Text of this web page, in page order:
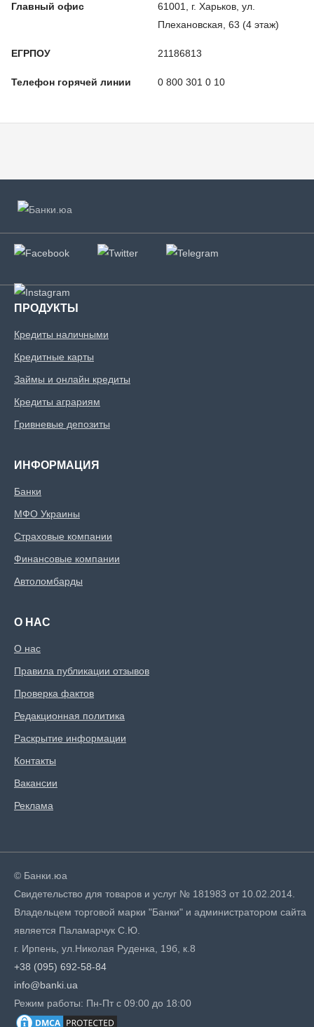
Главный офис
61001, г. Харьков, ул.
Плехановская, 63 (4 этаж)
ЕГРПОУ 21186813
Телефон горячей линии 0 800 301 0 10
ПРОДУКТЫ
Кредиты наличными
Кредитные карты
Займы и онлайн кредиты
Кредиты аграриям
Гривневые депозиты
ИНФОРМАЦИЯ
Банки
МФО Украины
Страховые компании
Финансовые компании
Автоломбарды
О НАС
О нас
Правила публикации отзывов
Проверка фактов
Редакционная политика
Раскрытие информации
Контакты
Вакансии
Реклама
© Банки.юа
Свидетельство для товаров и услуг № 181983 от 10.02.2014.
Владельцем торговой марки "Банки" и администратором сайта
является Паламарчук С.Ю.
г. Ирпень, ул.Николая Руденка, 19б, к.8
+38 (095) 692-58-84
info@banki.ua
Режим работы: Пн-Пт с 09:00 до 18:00